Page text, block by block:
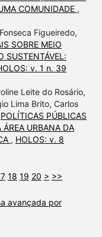
COMUNIDADE ,
Figueiredo,
SOBRE MEIO
SUSTENTÁVEL:
v. 1 n. 39
Leite do Rosário,
Lima Brito, Carlos
POLÍTICAS PÚBLICAS
ÁREA URBANA DA
, HOLOS: v. 8
18 19 20 > >>
avançada por